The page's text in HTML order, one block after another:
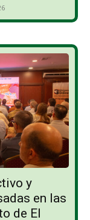
y
en las
de El